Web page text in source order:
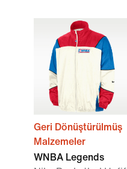
Geri Dönüştürülmüş
Malzemeler
WNBA Legends